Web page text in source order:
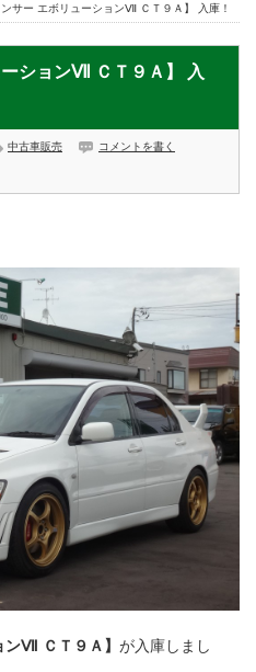
ンサー エボリューションⅦ ＣＴ９Ａ】 入庫！
ーションⅦ ＣＴ９Ａ】 入
中古車販売 コメントを書く
ンⅦ ＣＴ９Ａ】 が入庫しまし